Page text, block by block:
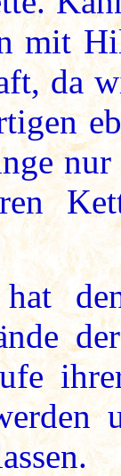
mit
da